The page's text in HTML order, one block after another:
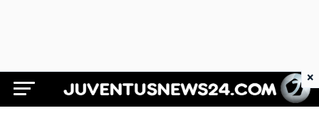
Juventus News 24
×